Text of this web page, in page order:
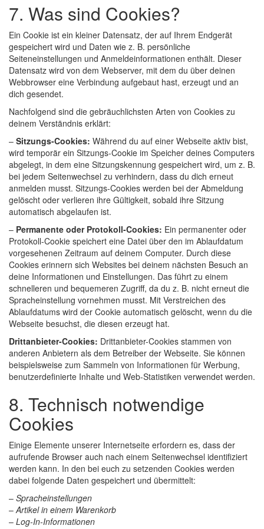
7. Was sind Cookies?
Ein Cookie ist ein kleiner Datensatz, der auf Ihrem Endgerät
gespeichert wird und Daten wie z. B. persönliche
Seiteneinstellungen und Anmeldeinformationen enthält. Dieser
Datensatz wird von dem Webserver, mit dem du über deinen
Webbrowser eine Verbindung aufgebaut hast, erzeugt und an
dich gesendet.
Nachfolgend sind die gebräuchlichsten Arten von Cookies zu
deinem Verständnis erklärt:
– Sitzungs-Cookies: Während du auf einer Webseite aktiv bist,
wird temporär ein Sitzungs-Cookie im Speicher deines Computers
abgelegt, in dem eine Sitzungskennung gespeichert wird, um z. B.
bei jedem Seitenwechsel zu verhindern, dass du dich erneut
anmelden musst. Sitzungs-Cookies werden bei der Abmeldung
gelöscht oder verlieren ihre Gültigkeit, sobald ihre Sitzung
automatisch abgelaufen ist.
– Permanente oder Protokoll-Cookies: Ein permanenter oder
Protokoll-Cookie speichert eine Datei über den im Ablaufdatum
vorgesehenen Zeitraum auf deinem Computer. Durch diese
Cookies erinnern sich Websites bei deinem nächsten Besuch an
deine Informationen und Einstellungen. Das führt zu einem
schnelleren und bequemeren Zugriff, da du z. B. nicht erneut die
Spracheinstellung vornehmen musst. Mit Verstreichen des
Ablaufdatums wird der Cookie automatisch gelöscht, wenn du die
Webseite besuchst, die diesen erzeugt hat.
Drittanbieter-Cookies: Drittanbieter-Cookies stammen von
anderen Anbietern als dem Betreiber der Webseite. Sie können
beispielsweise zum Sammeln von Informationen für Werbung,
benutzerdefinierte Inhalte und Web-Statistiken verwendet werden.
8. Technisch notwendige
Cookies
Einige Elemente unserer Internetseite erfordern es, dass der
aufrufende Browser auch nach einem Seitenwechsel identifiziert
werden kann. In den bei euch zu setzenden Cookies werden
dabei folgende Daten gespeichert und übermittelt:
– Spracheinstellungen
–Artikel in einem Warenkorb
– Log-In-Informationen